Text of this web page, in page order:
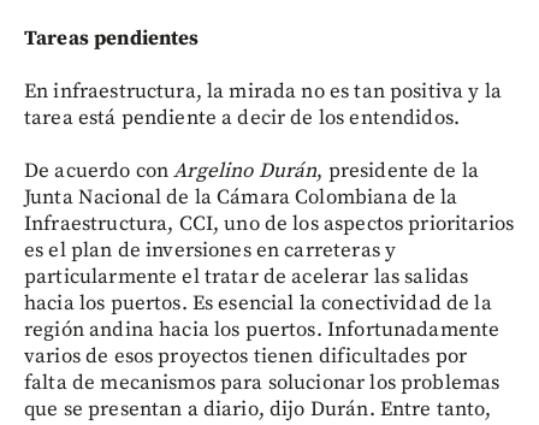
Tareas pendientes
En infraestructura, la mirada no es tan positiva y la
tarea está pendiente a decir de los entendidos.
De acuerdo conArgelino Durán, presidente de la
Junta Nacional de la Cámara Colombiana de la
Infraestructura, CCI, uno de los aspectos prioritarios
es el plan de inversiones en carreteras y
particularmente el tratar de acelerar las salidas
hacia los puertos. Es esencial la conectividad de la
región andina hacia los puertos. Infortunadamente
varios de esos proyectos tienen dificultades por
falta de mecanismos para solucionar los problemas
que se presentan a diario, dijo Durán. Entre tanto,